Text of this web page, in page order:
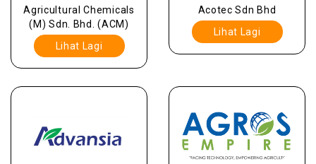
Agricultural Chemicals
(M) Sdn. Bhd. (ACM)
Lihat Lagi
Acotec Sdn Bhd
Lihat Lagi